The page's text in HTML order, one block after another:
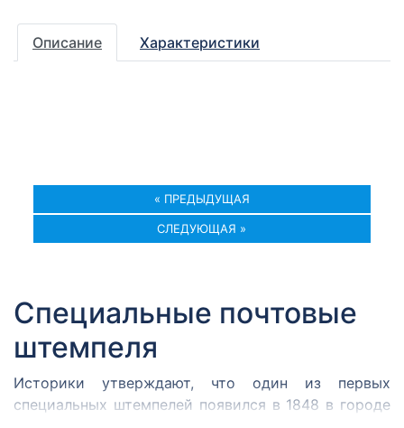
Описание Характеристики
« ПРЕДЫДУЩАЯ
СЛЕДУЮЩАЯ »
Специальные почтовые
штемпеля
Историки утверждают, что один из первых
специальных штемпелей появился в 1848 в городе